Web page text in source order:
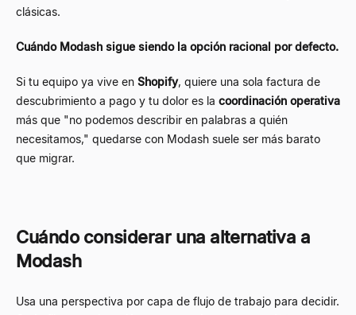
clásicas.
Cuándo Modash sigue siendo la opción racional por defecto.
Si tu equipo ya vive en Shopify, quiere una sola factura de
descubrimiento a pago y tu dolor es la coordinación operativa
más que "no podemos describir en palabras a quién
necesitamos," quedarse con Modash suele ser más barato
que migrar.
Cuándo considerar una alternativa a
Modash
Usa una perspectiva por capa de flujo de trabajo para decidir.